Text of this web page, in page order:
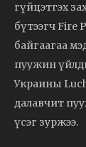
гүйцэтгэх
бүтээгч Fire
байгаагаа
пуужин
Украины
далавчит
үсэг зуржээ.